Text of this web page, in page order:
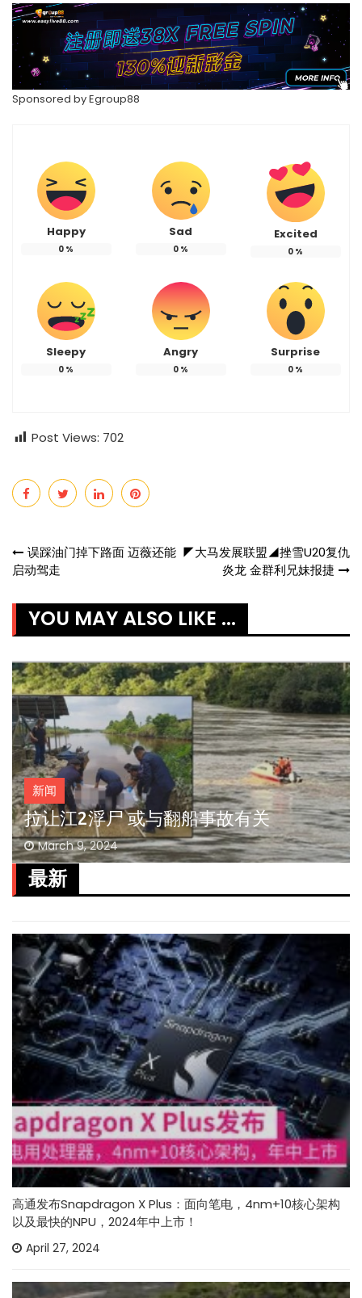
Sponsored byEgroup88
Happy
0 %
Sad
0 %
Excited
0 %
Sleepy
0 %
Angry
0 %
Surprise
0 %
Post Views: 702
Post
误踩油门掉下路面 迈薇还能
启动驾走
◤大马发展联盟◢挫雪U20复仇
炎龙 金群利兄妹报捷
YOU MAY ALSO LIKE ...
新闻
拉让江2浮尸 或与翻船事故有关
March 9, 2024
最新
高通发布Snapdragon X Plus：面向笔电，4nm+10核心架构
以及最快的NPU，2024年中上市！
April 27, 2024